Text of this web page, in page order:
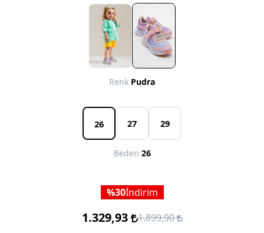
Renk Pudra
26 27 29
Beden 26
30İndirim
1.329,93 1.899,90